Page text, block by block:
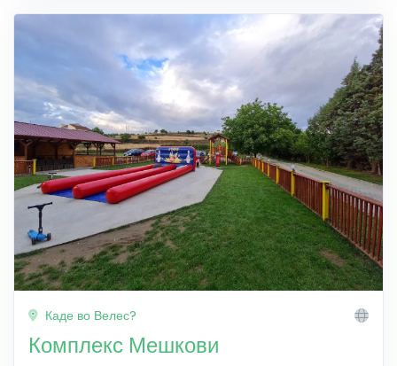
Каде во Велес?
Комплекс Мешкови